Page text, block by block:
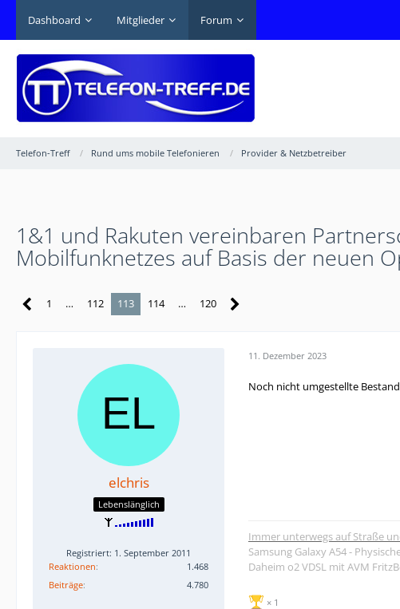
Dashboard Mitglieder Forum
Telefon-Treff Rund ums mobile Telefonieren Provider & Netzbetreiber
1&1 und Rakuten vereinbaren
Mobilfunknetzes auf Basis der neuen
1 … 112 113 114 … 120
elchris
Lebenslänglich
Registriert: 1. September 2011
Reaktionen
1.468
Beiträge
4.780
11. Dezember 2023
Noch nicht umgestellte
Immer unterwegs auf Straße
Samsung Galaxy A54 -
Daheim o2 VDSL mit AVM
1